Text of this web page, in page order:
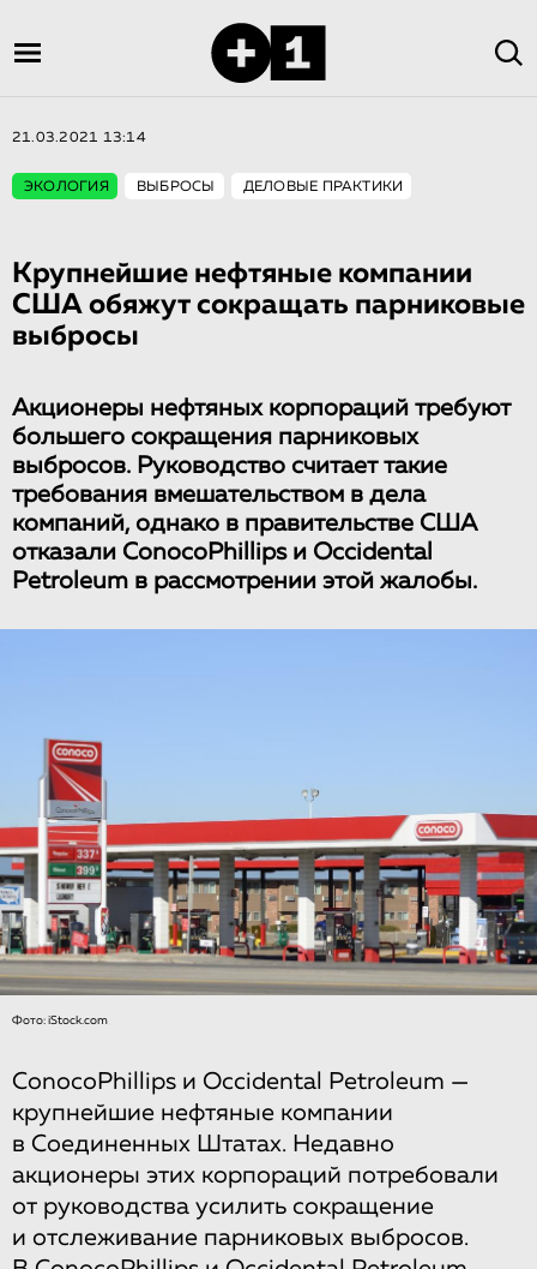
21.03.2021 13:14
ЭКОЛОГИЯ ВЫБРОСЫ ДЕЛОВЫЕ ПРАКТИКИ
Крупнейшие нефтяные компании
США обяжут сокращать парниковые
выбросы
Акционеры нефтяных корпораций требуют
большего сокращения парниковых
выбросов. Руководство считает такие
требования вмешательством в дела
компаний, однако в правительстве США
отказали ConocoPhillips и Occidental
Petroleum в рассмотрении этой жалобы.
Фото: iStock.com
ConocoPhillips и Occidental Petroleum —
крупнейшие нефтяные компании
в Соединенных Штатах. Недавно
акционеры этих корпораций потребовали
от руководства усилить сокращение
и отслеживание парниковых выбросов.